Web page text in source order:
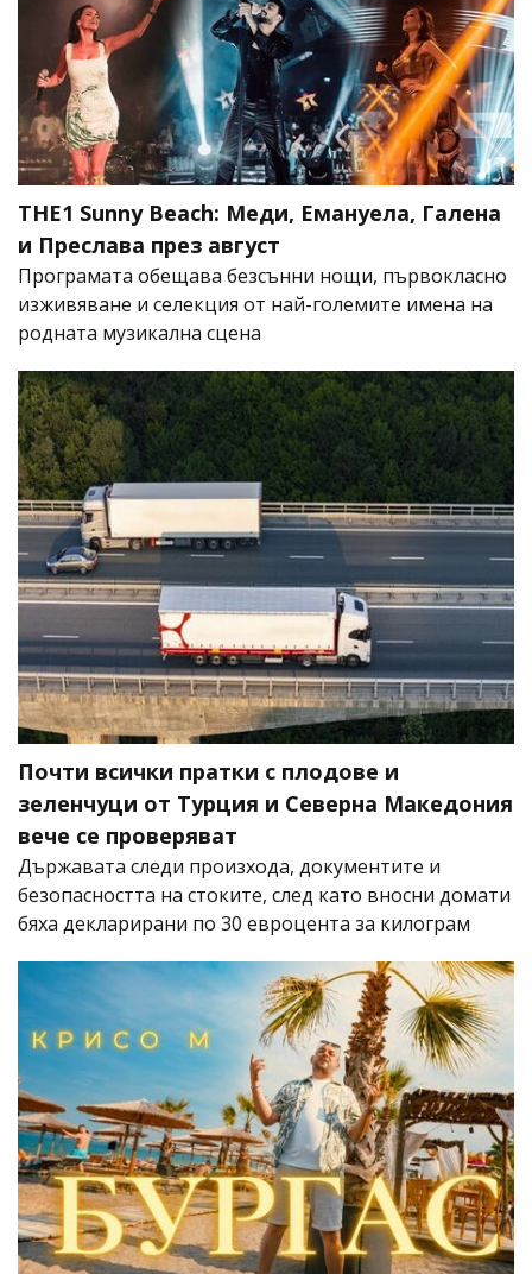
THE1 Sunny Beach: Меди, Емануела, Галена
и Преслава през август
Програмата обещава безсънни нощи, първокласно
изживяване и селекция от най-големите имена на
родната музикална сцена
Почти всички пратки с плодове и
зеленчуци от Турция и Северна Македония
вече се проверяват
Държавата следи произхода, документите и
безопасността на стоките, след като вносни домати
бяха декларирани по 30 евроцента за килограм